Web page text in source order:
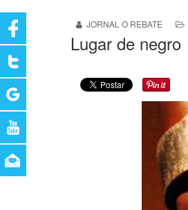
JORNAL O REBATE
Lugar de negro